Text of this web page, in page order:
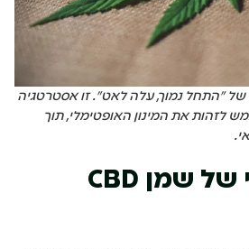
"התחל נמוך, עלה לאט". זו אסטרטגיה
את המינון האופטימלי, תוך
של שמן CBD